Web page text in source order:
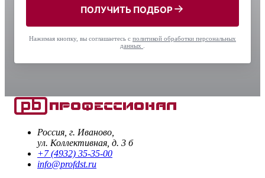
ПОЛУЧИТЬ ПОДБОР
Нажимая кнопку, вы соглашаетесь с политикой обработки персональных
данных
Россия, г. Иваново,
ул. Коллективная, д. 3 б
+7 (4932) 35-35-00
info@profdst.ru